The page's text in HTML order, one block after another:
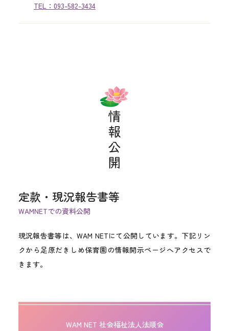
TEL：093-582-3434
定款・現況報告書等
WAMNETでの資料公開
現況報告書等は、WAM NETにて公開しています。下記リン
クから足原だきしめ保育園の情報開示ページへアクセスで
きます。
WAM NET 社会福祉法人法順会